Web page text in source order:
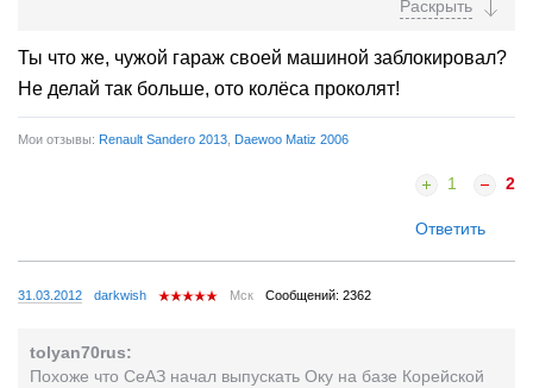
Вчера с братом упражнялись в плавном трогании с места,
гаража, утром выхожу - нет машины. оказалось кто-то
поднял и перенес от двери гаража, или отодвинул просто,
но ручник вроде держит.
С ОКОЙ машину не сравнить, на скорости 130 км она ведет
когда едут трое человек - уже разгон ощутимо тяжелее,
а так - вроде как все республики среднеазиатские на тиках
Ты что же, чужой гараж своей машиной заблокировал?
Не делай так больше, ото колёса проколят!
Мои отзывы: Renault Sandero 2013 Daewoo Matiz 2006
1 2
Ответить
31.03.2012 darkwish Mск Сообщений: 2362
tolyan70rus:
Похоже что СеАЗ начал выпускать Оку на базе Корейской